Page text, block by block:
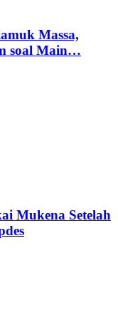
Massa,
soal Main…
Mukena Setelah